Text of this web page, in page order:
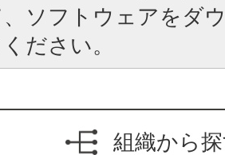
、ソフトウェアをダ
ださい。
組織から